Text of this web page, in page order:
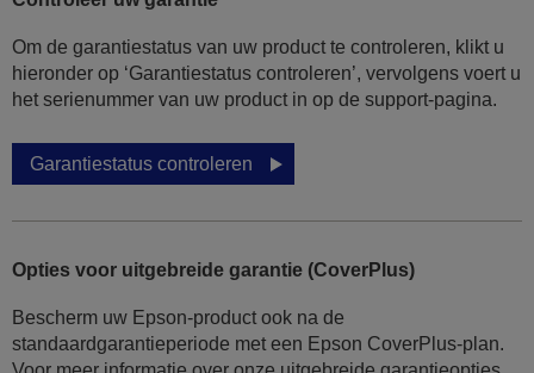
Om de garantiestatus van uw product te controleren, klikt u
hieronder op ‘Garantiestatus controleren’, vervolgens voert u
het serienummer van uw product in op de support-pagina.
Garantiestatus controleren
Opties voor uitgebreide garantie (CoverPlus)
Bescherm uw Epson-product ook na de
standaardgarantieperiode met een Epson CoverPlus-plan.